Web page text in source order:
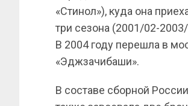
«Стинол»), куда она
три сезона (2001/02-
В 2004 году перешла в
«Эджзачибаши».
В составе сборной